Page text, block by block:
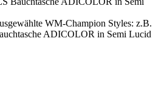
WM-Champion Styles: z.B.
ADICOLOR in Semi Lucid